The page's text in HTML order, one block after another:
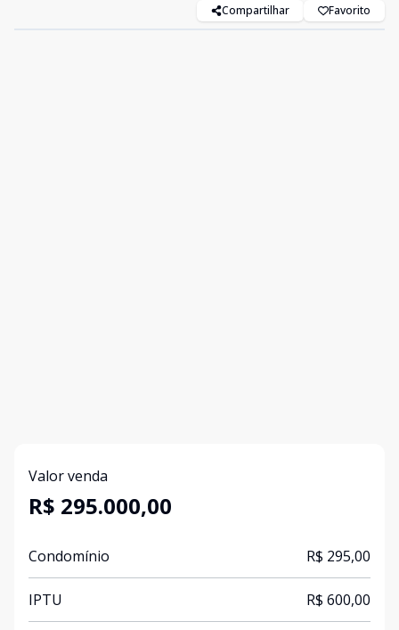
Compartilhar Favorito
Valor venda
R$ 295.000,00
Condomínio R$ 295,00
IPTU R$ 600,00